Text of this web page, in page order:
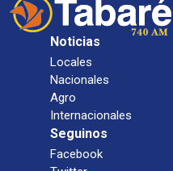
Noticias
Locales
Nacionales
Agro
Internacionales
Seguinos
Facebook